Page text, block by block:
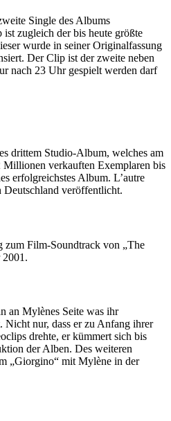
Single des Albums
zugleich der bis heute größte
wurde in seiner Originalfassung
Der Clip ist der zweite neben
nach 23 Uhr gespielt werden darf
drittem Studio-Album, welches am
verkauften Exemplaren bis
erfolgreichstes Album. L’autre
veröffentlicht.
zum Film-Soundtrack von „The
2001.
an Mylènes Seite was ihr
Nicht nur, dass er zu Anfang ihrer
drehte, er kümmert sich bis
der Alben. Des weiteren
„Giorgino“ mit Mylène in der